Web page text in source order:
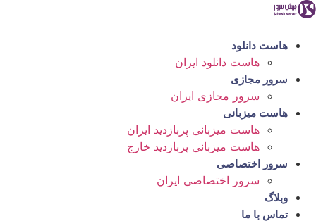
پرش
محتوا
هاست دانلود
هاست دانلود ایران
سرور مجازی
سرور مجازی ایران
هاست میزبانی
هاست میزبانی پربازدید ایران
هاست میزبانی پربازدید خارج
سرور اختصاصی
سرور اختصاصی ایران
وبلاگ
تماس با ما